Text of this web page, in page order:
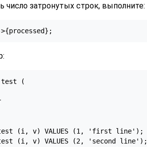
число затронутых строк, выполните:
test (
test (i, v) VALUES (1, 'first line');
test (i, v) VALUES (2, 'second line');